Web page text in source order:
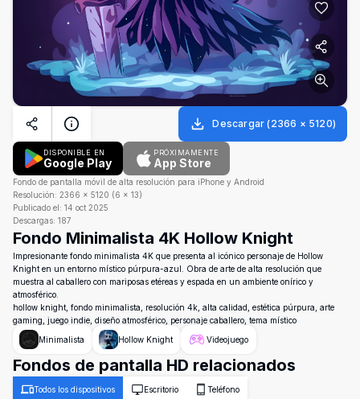
Descargar (2366 × 5120)
DISPONIBLE EN
Google Play
PRÓXIMAMENTE
App Store
Fondo de pantalla móvil de alta resolución para iPhone y Android
Resolución: 2366 × 5120 (6 × 13)
Publicado el: 14 oct 2025
Descargas: 187
Fondo Minimalista 4K Hollow Knight
Impresionante fondo minimalista 4K que presenta al icónico personaje de Hollow
Knight en un entorno místico púrpura-azul. Obra de arte de alta resolución que
muestra al caballero con mariposas etéreas y espada en un ambiente onírico y
atmosférico.
hollow knight, fondo minimalista, resolución 4k, alta calidad, estética púrpura, arte
gaming, juego indie, diseño atmosférico, personaje caballero, tema místico
Minimalista
Hollow Knight Videojuego
Fondos de pantalla HD relacionados
Todos los dispositivos Escritorio Teléfono